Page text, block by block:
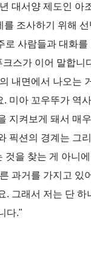
대서양 제도인 아
조사하기 위해
로 사람들과 대화를
스가 이어 말합니
내면에서 나오는
. 미아 꼬우뚜가 역
지켜보게 돼서 매
픽션의 경계는 그
것을 찾는 게 아니
과거를 가지고 있
. 그래서 저는 단 하
다."